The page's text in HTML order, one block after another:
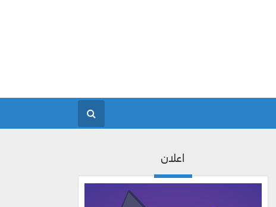
اعلان